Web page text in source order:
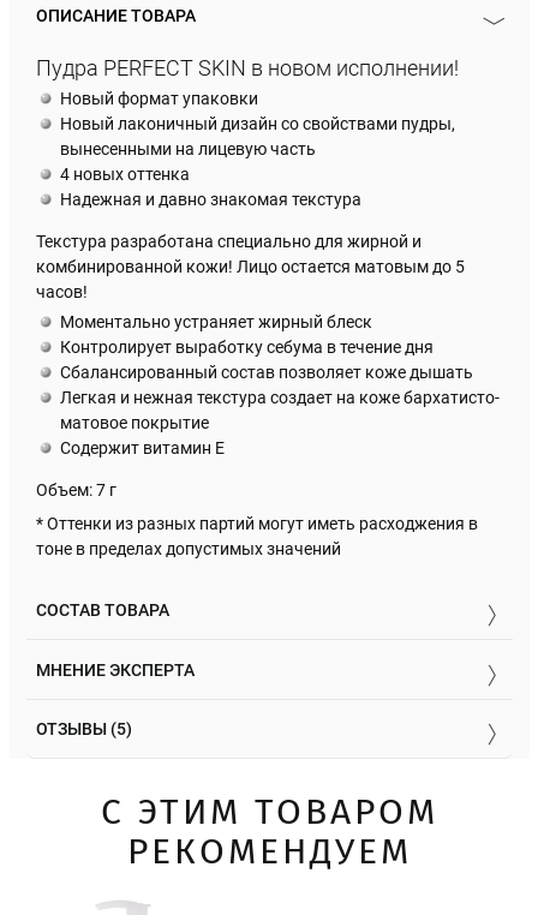
ОПИСАНИЕ ТОВАРА
Пудра PERFECT SKIN в новом исполнении!
Новый формат упаковки
Новый лаконичный дизайн со свойствами пудры,
вынесенными на лицевую часть
4 новых оттенка
Надежная и давно знакомая текстура
Текстура разработана специально для жирной и
комбинированной кожи! Лицо остается матовым до 5
часов!
Моментально устраняет жирный блеск
Контролирует выработку себума в течение дня
Сбалансированный состав позволяет коже дышать
Легкая и нежная текстура создает на коже бархатисто-
матовое покрытие
Содержит витамин Е
Объем: 7 г
* Оттенки из разных партий могут иметь расходжения в
тоне в пределах допустимых значений
СОСТАВ ТОВАРА
МНЕНИЕ ЭКСПЕРТА
ОТЗЫВЫ (5)
С ЭТИМ ТОВАРОМ
РЕКОМЕНДУЕМ